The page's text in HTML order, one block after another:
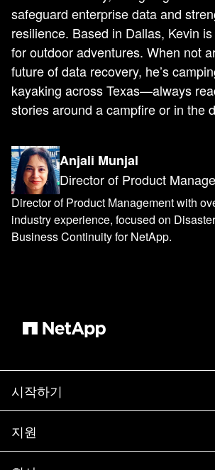
safeguard enterprise data and
resilience. Based in Dallas, Kevin
for outdoor adventures. When not
future of data recovery, he’s
kayaking across Texas—always
stories around a campfire or in the
Anjali Munjal
Director of Product
Director of Product Management with
industry experience, focused on
Business Continuity for NetApp.
시작하기
구입 방법
세일즈 팀 연락처
지원
지원